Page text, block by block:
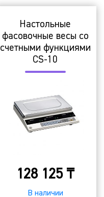
Настольные
фасовочные весы со
счетными функциями
CS-10
128 125 ₸
В наличии